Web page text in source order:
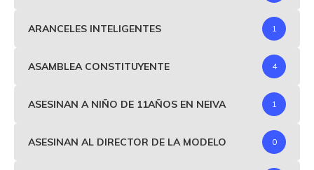
ARANCELES INTELIGENTES 1
ASAMBLEA CONSTITUYENTE 4
ASESINAN A NIÑO DE 11AÑOS EN NEIVA 1
ASESINAN AL DIRECTOR DE LA MODELO 0